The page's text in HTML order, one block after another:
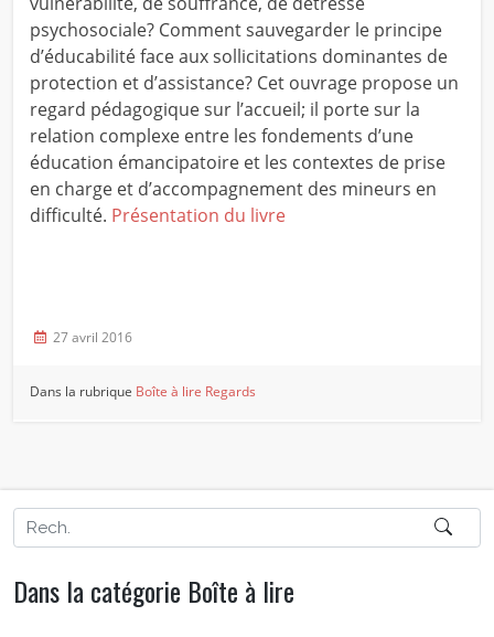
psychosociale? Comment sauvegarder le principe
d’éducabilité face aux sollicitations dominantes de
protection et d’assistance? Cet ouvrage propose un
regard pédagogique sur l’accueil; il porte sur la
relation complexe entre les fondements d’une
éducation émancipatoire et les contextes de prise
en charge et d’accompagnement des mineurs en
difficulté. Présentation du livre
27 avril 2016
Dans la rubrique Boîte à lire Regards
Dans la catégorie Boîte à lire